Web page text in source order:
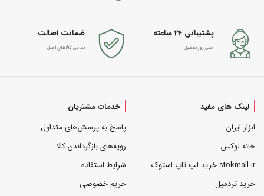
پشتیبانی 24 ساعته
حتی روز تعطیل
ضمانت اصالت
تمامی کالاهای اصل
لینک های مفید
ابزار ایران
خانه لوکس
stokmall.ir خرید لپ تاپ استوک
خرید تردمیل
خدمات مشتریان
پاسخ به پرسش‌های متداول
رویه‌های بازگرداندن کالا
شرایط استفاده
حریم خصوصی